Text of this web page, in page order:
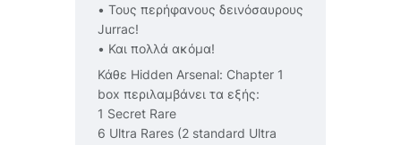
• Τους περήφανους δεινόσαυρους
Jurrac!
• Και πολλά ακόμα!
Κάθε Hidden Arsenal: Chapter 1
box περιλαμβάνει τα εξής:
1 Secret Rare
6 Ultra Rares (2 standard Ultra